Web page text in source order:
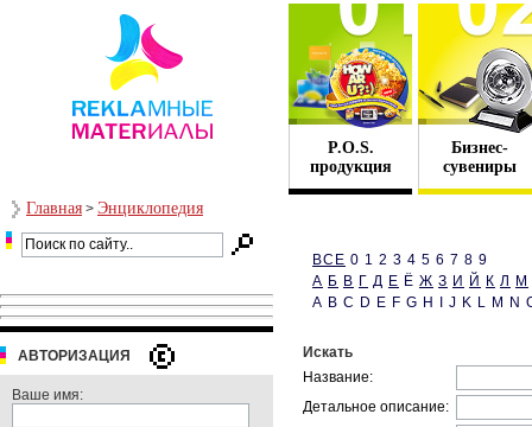
P.O.S.
продукция
Бизнес-
сувениры
Главная > Энциклопедия
АВТОРИЗАЦИЯ
Ваше имя:
ВСЕ 0 1 2 3 4 5 6 7 8 9
А Б В Г Д Е Ё Ж З И Й К Л
М
A B C D E F G H I J K L M N
Искать
Название:
Детальное описание: